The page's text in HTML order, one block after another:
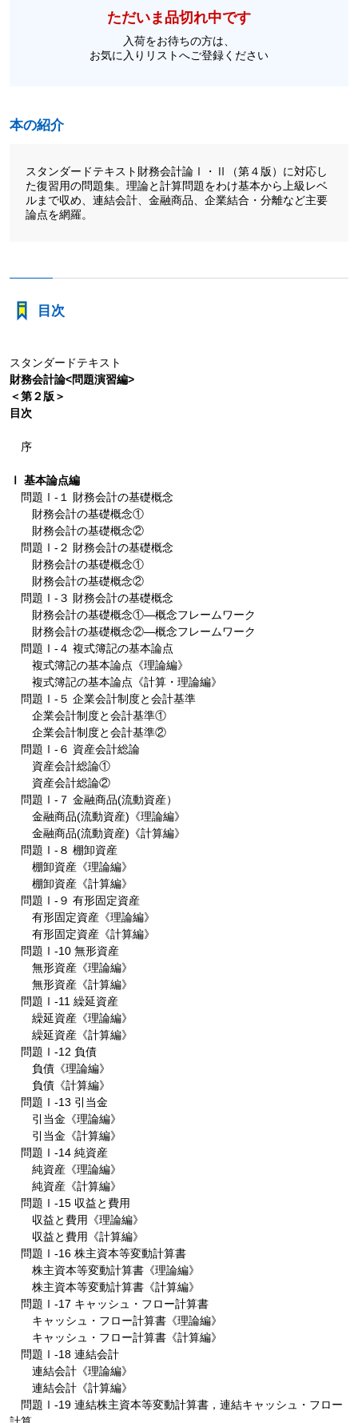
ただいま品切れ中です
入荷をお待ちの方は、
お気に入りリストへご登録ください
本の紹介
スタンダードテキスト財務会計論Ⅰ・Ⅱ（第４版）に対応し
た復習用の問題集。理論と計算問題をわけ基本から上級レベ
ルまで収め、連結会計、金融商品、企業結合・分離など主要
論点を網羅。
目次
スタンダードテキスト
財務会計論<問題演習編>
＜第２版＞
目次
序
Ⅰ 基本論点編
問題Ⅰ-１ 財務会計の基礎概念
財務会計の基礎概念①
財務会計の基礎概念②
問題Ⅰ-２ 財務会計の基礎概念
財務会計の基礎概念①
財務会計の基礎概念②
問題Ⅰ-３ 財務会計の基礎概念
財務会計の基礎概念①―概念フレームワーク
財務会計の基礎概念②―概念フレームワーク
問題Ⅰ-４ 複式簿記の基本論点
複式簿記の基本論点《理論編》
複式簿記の基本論点《計算・理論編》
問題Ⅰ-５ 企業会計制度と会計基準
企業会計制度と会計基準①
企業会計制度と会計基準②
問題Ⅰ-６ 資産会計総論
資産会計総論①
資産会計総論②
問題Ⅰ-７ 金融商品(流動資産）
金融商品(流動資産)《理論編》
金融商品(流動資産)《計算編》
問題Ⅰ-８ 棚卸資産
棚卸資産《理論編》
棚卸資産《計算編》
問題Ⅰ-９ 有形固定資産
有形固定資産《理論編》
有形固定資産《計算編》
問題Ⅰ-10 無形資産
無形資産《理論編》
無形資産《計算編》
問題Ⅰ-11 繰延資産
繰延資産《理論編》
繰延資産《計算編》
問題Ⅰ-12 負債
負債《理論編》
負債《計算編》
問題Ⅰ-13 引当金
引当金《理論編》
引当金《計算編》
問題Ⅰ-14 純資産
純資産《理論編》
純資産《計算編》
問題Ⅰ-15 収益と費用
収益と費用《理論編》
収益と費用《計算編》
問題Ⅰ-16 株主資本等変動計算書
株主資本等変動計算書《理論編》
株主資本等変動計算書《計算編》
問題Ⅰ-17 キャッシュ・フロー計算書
キャッシュ・フロー計算書《理論編》
キャッシュ・フロー計算書《計算編》
問題Ⅰ-18 連結会計
連結会計《理論編》
連結会計《計算編》
問題Ⅰ-19 連結株主資本等変動計算書，連結キャッシュ・フロー